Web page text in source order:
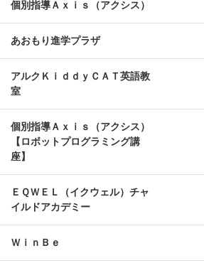
個別指導Ａｘｉｓ（アクシス）
あおもり進学プラザ
アルクＫｉｄｄｙＣＡＴ英語教
室
個別指導Ａｘｉｓ（アクシス）
【ロボットプログラミング講
座】
ＥＱＷＥＬ（イクウェル）チャ
イルドアカデミー
ＷｉｎＢｅ